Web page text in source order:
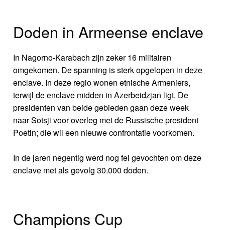
Doden in Armeense enclave
In Nagorno-Karabach zijn zeker 16 militairen
omgekomen. De spanning is sterk opgelopen in deze
enclave. In deze regio wonen etnische Armeniers,
terwijl de enclave midden in Azerbeidzjan ligt. De
presidenten van beide gebieden gaan deze week
naar Sotsji voor overleg met de Russische president
Poetin; die wil een nieuwe confrontatie voorkomen.
In de jaren negentig werd nog fel gevochten om deze
enclave met als gevolg 30.000 doden.
Champions Cup